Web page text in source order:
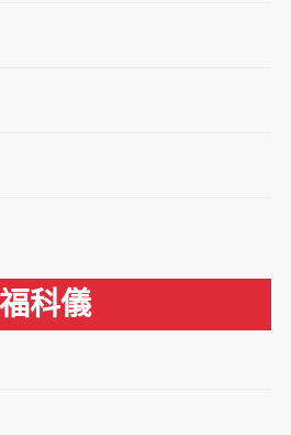
科儀